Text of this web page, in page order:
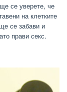
се уверете, че
на клетките
се забави и
прави секс.